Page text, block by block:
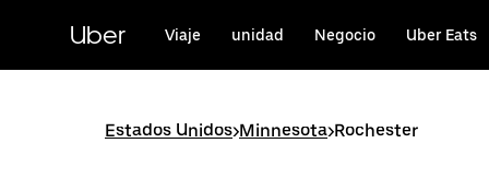
contenido
principal
Uber Viaje unidad Negocio Uber Eats
Estados Unidos>Minnesota>Rochester